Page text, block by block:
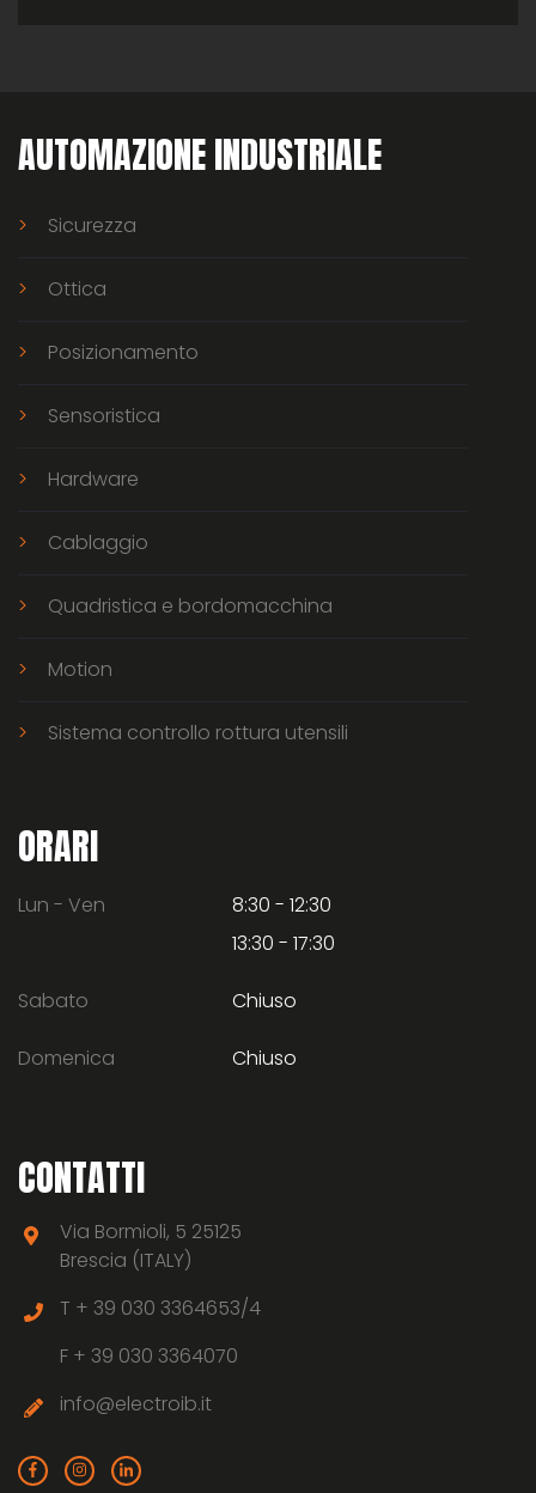
AUTOMAZIONE INDUSTRIALE
Sicurezza
Ottica
Posizionamento
Sensoristica
Hardware
Cablaggio
Quadristica e bordomacchina
Motion
Sistema controllo rottura utensili
ORARI
Lun - Ven
8:30 - 12:30
13:30 - 17:30
Sabato Chiuso
Domenica Chiuso
CONTATTI
Via Bormioli, 5 25125
Brescia (ITALY)
T + 39 030 3364653/4
F + 39 030 3364070
info@electroib.it